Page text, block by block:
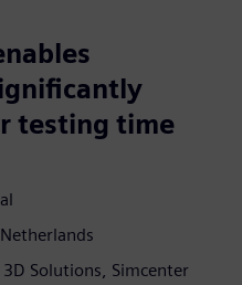
testing time
Solutions, Simcenter